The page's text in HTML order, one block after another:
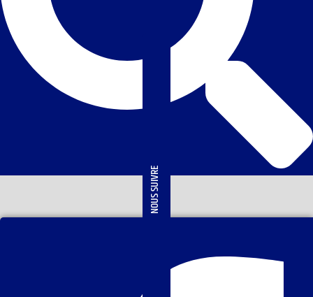
NOUS SUIVRE